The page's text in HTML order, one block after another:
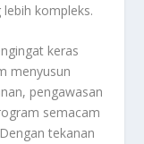
kompleks.
keras
menyusun
pengawasan
semacam
tekanan